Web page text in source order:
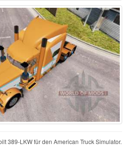
389-LKW für den American Truck Simulator.